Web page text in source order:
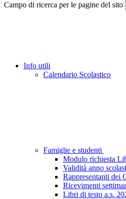
Campo di ricerca per le pagine del sito
Info utili
Calendario Scolastico
Famiglie e studenti
Modulo richiesta
Validità anno
Rappresentanti dei
Ricevimenti
Libri di testo a.s.